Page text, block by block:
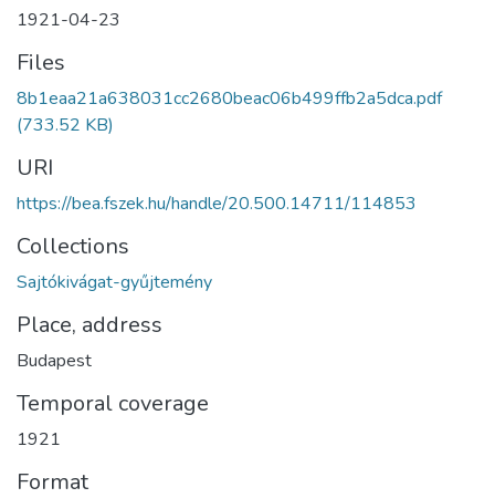
1921-04-23
Files
8b1eaa21a638031cc2680beac06b499ffb2a5dca.pdf
(733.52 KB)
URI
https://bea.fszek.hu/handle/20.500.14711/114853
Collections
Sajtókivágat-gyűjtemény
Place, address
Budapest
Temporal coverage
1921
Format